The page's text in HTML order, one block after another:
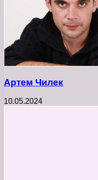
Артем Чилек
10.05.2024